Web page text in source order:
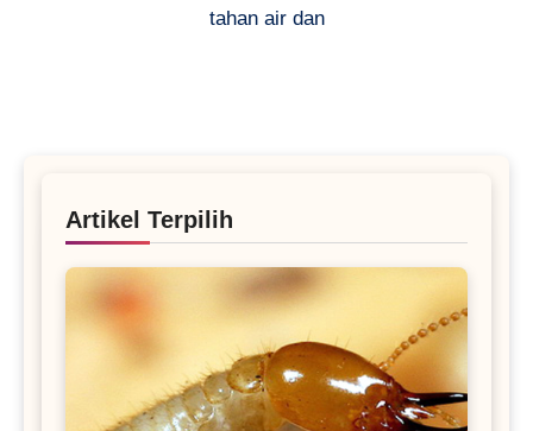
tahan air dan
Artikel Terpilih